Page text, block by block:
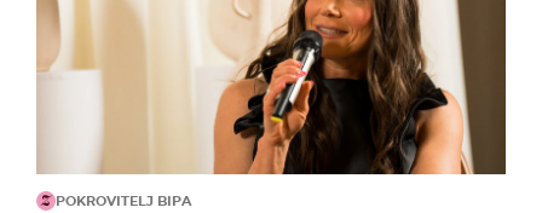
POKROVITELJ BIPA